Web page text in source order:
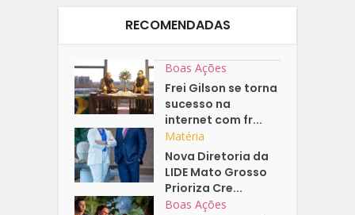
RECOMENDADAS
Boas Ações
Frei Gilson se torna
sucesso na
internet com fr...
Matéria
Nova Diretoria da
LIDE Mato Grosso
Prioriza Cre...
Boas Ações